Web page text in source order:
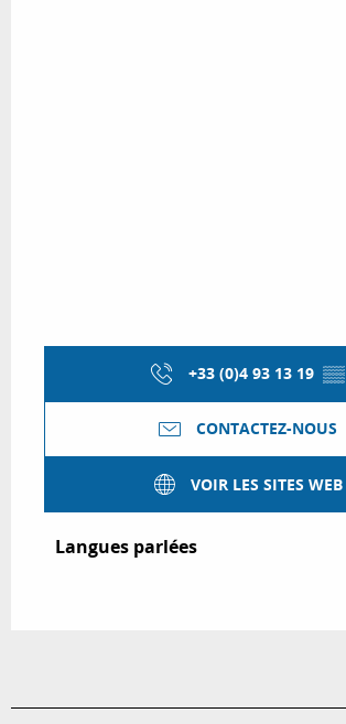
+33 (0)4 93 13 19 ▒▒
CONTACTEZ-NOUS
VOIR LES SITES WEB
Langues parlées
Langues parlées